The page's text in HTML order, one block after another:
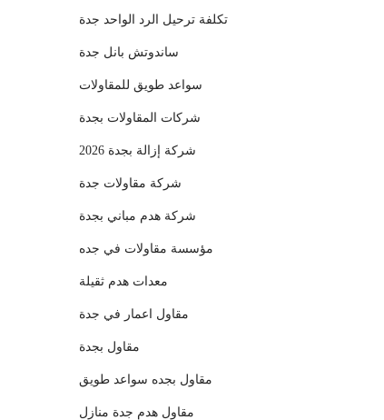
تكلفة ترحيل الرد الواحد جدة
ساندوتش بانل جدة
سواعد طويق للمقاولات
شركات المقاولات بجدة
شركة إزالة بجدة 2026
شركة مقاولات جدة
شركة هدم مباني بجدة
مؤسسة مقاولات في جده
معدات هدم ثقيلة
مقاول اعمار في جدة
مقاول بجدة
مقاول بجده سواعد طويق
مقاول هدم جدة منازل